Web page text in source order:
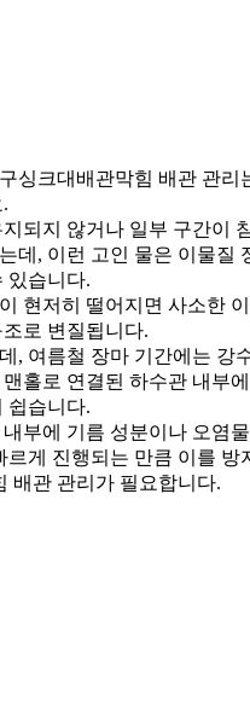
싱크대배관막힘 배관 관리
되지 않거나 일부 구간이
데, 이런 고인 물은 이물질
있습니다.
현저히 떨어지면 사소한
로 변질됩니다.
, 여름철 장마 기간에는 강
홀로 연결된 하수관 내부에
쉽습니다.
부에 기름 성분이나 오염
게 진행되는 만큼 이를 방
배관 관리가 필요합니다.